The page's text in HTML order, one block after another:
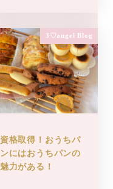
3♡angel Blog
資格取得！おうちパ
ンにはおうちパンの
魅力がある！